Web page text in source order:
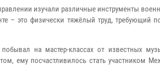
изучали различные инструменты
– это физически тяжёлый труд, требующий
на мастер-классах от известных
ему посчастливилось стать участником